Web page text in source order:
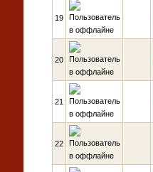
19
20
21
22